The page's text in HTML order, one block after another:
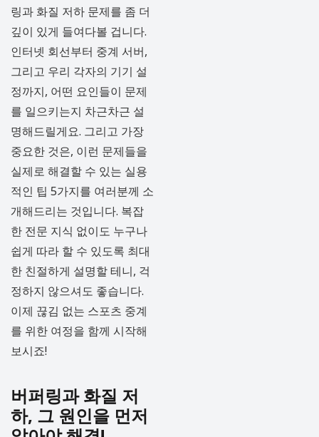
링과 화질 저하 문제를 좀 더
깊이 있게 들여다볼 겁니다.
인터넷 회선부터 중계 서버,
그리고 우리 각자의 기기 설
정까지, 어떤 요인들이 문제
를 일으키는지 차근차근 설
명해드릴게요. 그리고 가장
중요한 것은, 이런 문제들을
실제로 해결할 수 있는 실용
적인 팁 5가지를 여러분께 소
개해드리는 것입니다. 복잡
한 전문 지식 없이도 누구나
쉽게 따라 할 수 있도록 최대
한 친절하게 설명할 테니, 걱
정하지 않으셔도 좋습니다.
이제 끊김 없는 스포츠 중계
를 위한 여정을 함께 시작해
보시죠!
버퍼링과 화질 저
하, 그 원인을 먼저